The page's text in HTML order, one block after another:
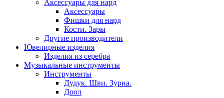
Аксессуары для нард
Аксессуары
Фишки для нард
Кости. Зары
Другие производители
Ювелирные изделия
Изделия из серебра
Музыкальные инструменты
Инструменты
Дудук. Шви. Зурна.
Доол